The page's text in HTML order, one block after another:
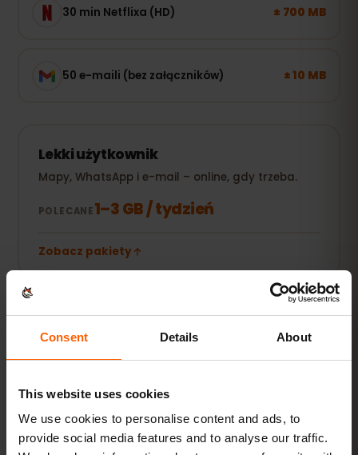
Consent Details About
This website uses cookies
We use cookies to personalise content and ads, to
provide social media features and to analyse our traffic.
30 min Netflixa (HD) ± 700 MB
50 e-maili (bez załączników) ± 10 MB
Lekki użytkownik
Mapy, WhatsApp i e-mail – online, gdy trzeba.
POLECANE1–3 GB / tydzień
Zobacz pakiety
POPULARNE
Codzienny użytkownik
Do tego social media, streaming muzyki i
udostępnianie zdjęć.
POLECANE 5–10 GB / miesiąc
Zobacz pakiety